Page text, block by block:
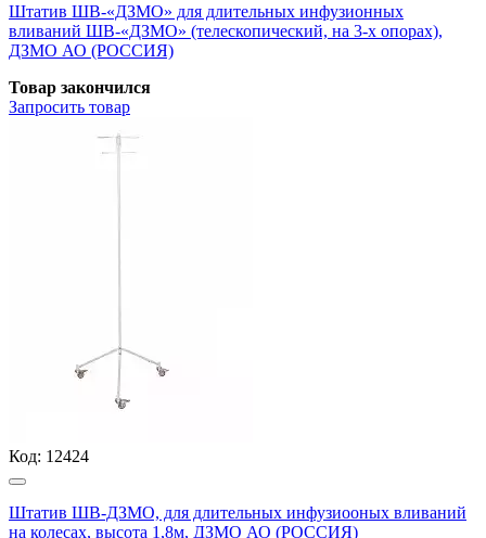
Штатив ШВ-«ДЗМО» для длительных инфузионных
вливаний ШВ-«ДЗМО» (телескопический, на 3-х опорах),
ДЗМО АО (РОССИЯ)
Товар закончился
Запросить товар
Код: 12424
Штатив ШВ-ДЗМО, для длительных инфузиооных вливаний
на колесах, высота 1,8м, ДЗМО АО (РОССИЯ)